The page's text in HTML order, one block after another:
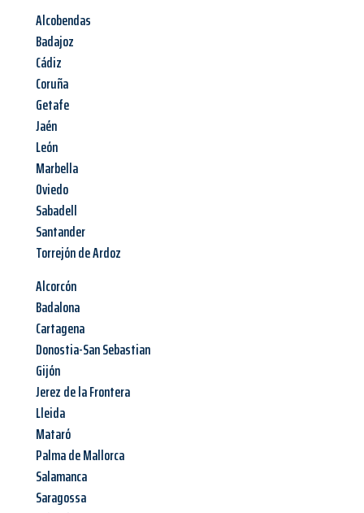
Alcobendas
Badajoz
Cádiz
Coruña
Getafe
Jaén
León
Marbella
Oviedo
Sabadell
Santander
Torrejón de Ardoz
Alcorcón
Badalona
Cartagena
Donostia-San Sebastian
Gijón
Jerez de la Frontera
Lleida
Mataró
Palma de Mallorca
Salamanca
Saragossa